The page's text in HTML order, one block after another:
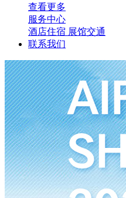
查看更多
服务中心
酒店住宿 展馆交通
联系我们